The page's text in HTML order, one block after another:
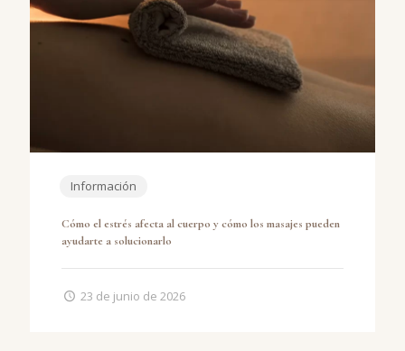
Información
Cómo el estrés afecta al cuerpo y cómo los masajes pueden
ayudarte a solucionarlo
23 de junio de 2026